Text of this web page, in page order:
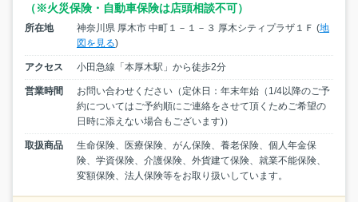
（※火災保険・自動車保険は店頭相談不可）
所在地 神奈川県 厚木市 中町１－１－３ 厚木シティプラザ１Ｆ (地
図を見る)
アクセス 小田急線「本厚木駅」から徒歩2分
営業時間
お問い合わせください（定休日：年末年始（1/4以降のご予
約についてはご予約順にご連絡をさせて頂くためご希望の
日時に添えない場合もございます)）
取扱商品
生命保険、医療保険、がん保険、養老保険、個人年金保
険、学資保険、介護保険、外貨建て保険、就業不能保険、
変額保険、法人保険等をお取り扱いしています。